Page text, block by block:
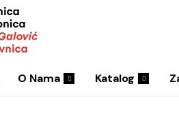
O Nama Katalog